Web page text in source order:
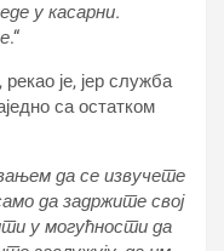
у касарни.
.“
је, јер служба
са остатком
да се извучете
да задржите свој
у могућности да